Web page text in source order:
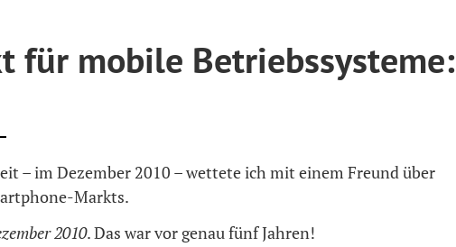
für mobile Betriebssysteme:
– im Dezember 2010 – wettete ich mit einem Freund über
Markts.
2010. Das war vor genau fünf Jahren!